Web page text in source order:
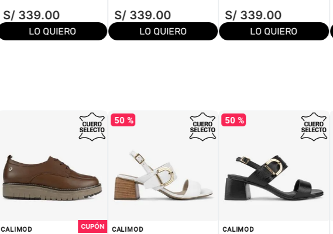
S/ 339.00
LO QUIERO
S/ 339.00
LO QUIERO
S/ 339.00
LO QUIERO
CALIMOD
50 %
CALIMOD
50 %
CALIMOD